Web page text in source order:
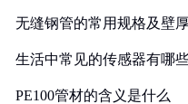
无缝钢管的常用规格及壁
生活中常见的传感器有哪
PE100管材的含义是什么